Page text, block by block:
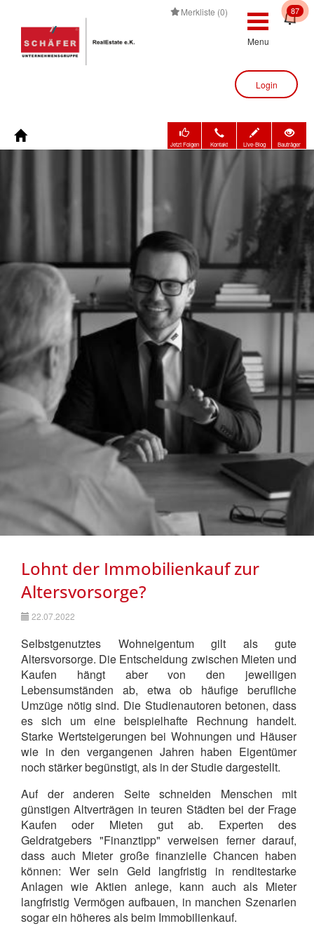
87
Login
Merkliste (0)
Menu
Unternehmen
Kontakt
Nachhaltigkeit
Jetzt Folgen Kontakt Live-Blog Bauträger
Lohnt der Immobilienkauf zur
Altersvorsorge?
22.07.2022
Selbstgenutztes Wohneigentum gilt als gute
Altersvorsorge. Die Entscheidung zwischen Mieten und
Kaufen hängt aber von den jeweiligen
Lebensumständen ab, etwa ob häufige berufliche
Umzüge nötig sind. Die Studienautoren betonen, dass
es sich um eine beispielhafte Rechnung handelt.
Starke Wertsteigerungen bei Wohnungen und Häuser
wie in den vergangenen Jahren haben Eigentümer
noch stärker begünstigt, als in der Studie dargestellt.
Auf der anderen Seite schneiden Menschen mit
günstigen Altverträgen in teuren Städten bei der Frage
Kaufen oder Mieten gut ab. Experten des
Geldratgebers "Finanztipp" verweisen ferner darauf,
dass auch Mieter große finanzielle Chancen haben
können: Wer sein Geld langfristig in renditestarke
Anlagen wie Aktien anlege, kann auch als Mieter
langfristig Vermögen aufbauen, in manchen Szenarien
sogar ein höheres als beim Immobilienkauf.